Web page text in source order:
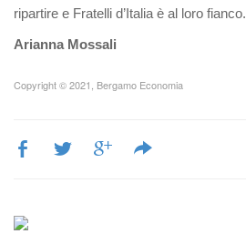
ripartire e Fratelli d’Italia è al loro fianco.
Arianna Mossali
Copyright © 2021, Bergamo Economia